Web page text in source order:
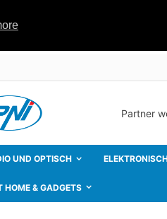
Partner
UND OPTISCH
HOME & GADGETS